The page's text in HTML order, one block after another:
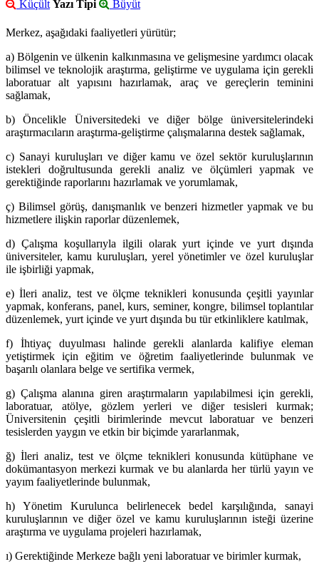
Küçült Yazı Tipi Büyüt
Merkez, aşağıdaki faaliyetleri yürütür;
a) Bölgenin ve ülkenin kalkınmasına ve gelişmesine yardımcı olacak
bilimsel ve teknolojik araştırma, geliştirme ve uygulama için gerekli
laboratuar alt yapısını hazırlamak, araç ve gereçlerin teminini
sağlamak,
b) Öncelikle Üniversitedeki ve diğer bölge üniversitelerindeki
araştırmacıların araştırma-geliştirme çalışmalarına destek sağlamak,
c) Sanayi kuruluşları ve diğer kamu ve özel sektör kuruluşlarının
istekleri doğrultusunda gerekli analiz ve ölçümleri yapmak ve
gerektiğinde raporlarını hazırlamak ve yorumlamak,
ç) Bilimsel görüş, danışmanlık ve benzeri hizmetler yapmak ve bu
hizmetlere ilişkin raporlar düzenlemek,
d) Çalışma koşullarıyla ilgili olarak yurt içinde ve yurt dışında
üniversiteler, kamu kuruluşları, yerel yönetimler ve özel kuruluşlar
ile işbirliği yapmak,
e) İleri analiz, test ve ölçme teknikleri konusunda çeşitli yayınlar
yapmak, konferans, panel, kurs, seminer, kongre, bilimsel toplantılar
düzenlemek, yurt içinde ve yurt dışında bu tür etkinliklere katılmak,
f) İhtiyaç duyulması halinde gerekli alanlarda kalifiye eleman
yetiştirmek için eğitim ve öğretim faaliyetlerinde bulunmak ve
başarılı olanlara belge ve sertifika vermek,
g) Çalışma alanına giren araştırmaların yapılabilmesi için gerekli,
laboratuar, atölye, gözlem yerleri ve diğer tesisleri kurmak;
Üniversitenin çeşitli birimlerinde mevcut laboratuar ve benzeri
tesislerden yaygın ve etkin bir biçimde yararlanmak,
ğ) İleri analiz, test ve ölçme teknikleri konusunda kütüphane ve
dokümantasyon merkezi kurmak ve bu alanlarda her türlü yayın ve
yayım faaliyetlerinde bulunmak,
h) Yönetim Kurulunca belirlenecek bedel karşılığında, sanayi
kuruluşlarının ve diğer özel ve kamu kuruluşlarının isteği üzerine
araştırma ve uygulama projeleri hazırlamak,
ı) Gerektiğinde Merkeze bağlı yeni laboratuar ve birimler kurmak,